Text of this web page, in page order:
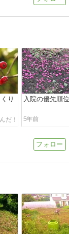
り 入院の優先順位
5年前